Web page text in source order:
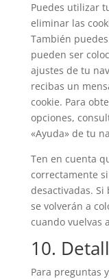
Puedes utilizar
eliminar las
También
pueden ser
ajustes de tu
recibas un
cookie. Para
opciones,
«Ayuda» de tu
Ten en cuenta
correctamente
desactivadas. Si
se volverán a
cuando vuelvas
10.
Para preguntas